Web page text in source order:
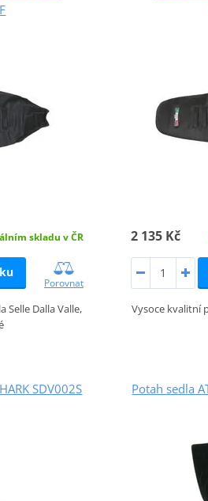
skladu v ČR
Porovnat
Selle Dalla Valle,
2 135 Kč
Vysoce kvalitní
SDV002S
Potah sedla